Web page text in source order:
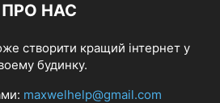
ПРО НАС
створити кращий інтернет у
будинку.
maxwelhelp@gmail.com